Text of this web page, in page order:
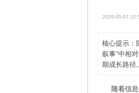
2026-05-07
核心提示：
叙事”中相
期成长路径。
随着信